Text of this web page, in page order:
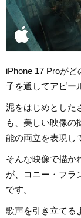
iPhone 17 Proが
子を通してアピー
泥をはじめとした
も、美しい映像の
能の両立を表現し
そんな映像で描か
が、コニー・フラ
です。
歌声を引き立てる